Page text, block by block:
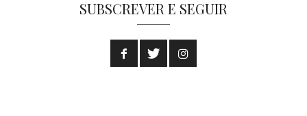
SUBSCREVER E SEGUIR